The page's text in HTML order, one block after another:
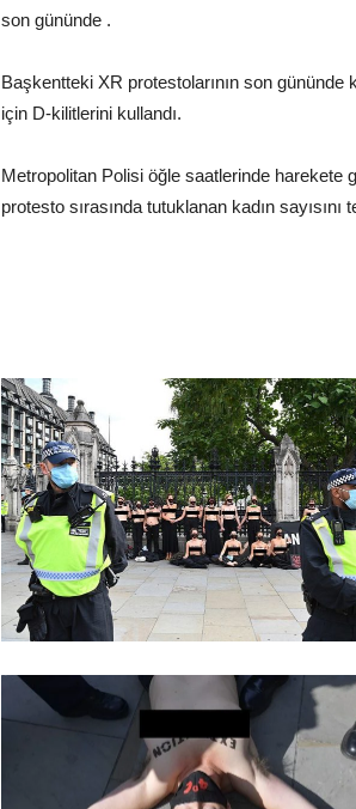
son gününde .
Başkentteki XR protestolarının son gününde
için D-kilitlerini kullandı.
Metropolitan Polisi öğle saatlerinde harekete
protesto sırasında tutuklanan kadın